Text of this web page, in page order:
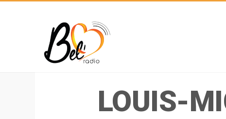
LOUIS-